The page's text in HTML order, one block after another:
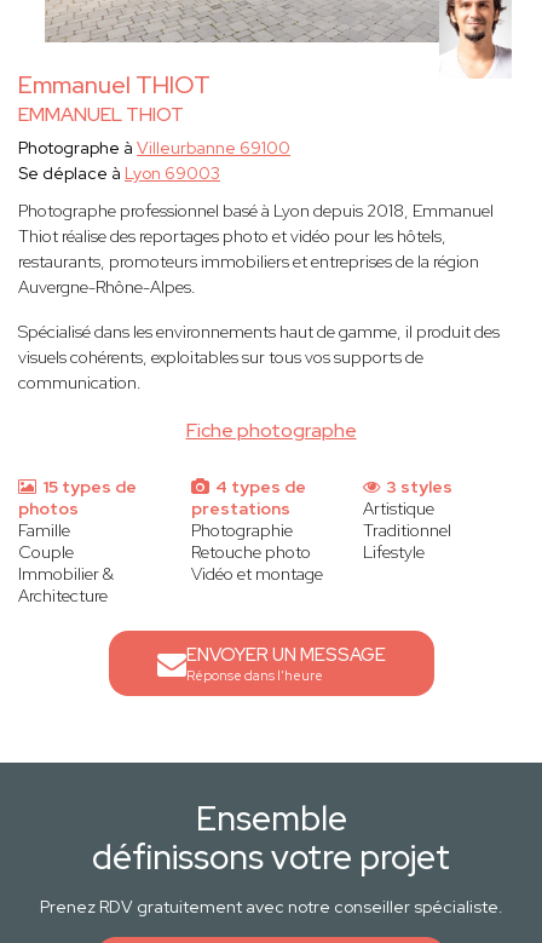
Emmanuel THIOT
EMMANUEL THIOT
Fiche photographe
Photographe à Villeurbanne 69100
Se déplace à Lyon 69003
Photographe professionnel basé à Lyon depuis 2018, Emmanuel
Thiot réalise des reportages photo et vidéo pour les hôtels,
restaurants, promoteurs immobiliers et entreprises de la région
Auvergne-Rhône-Alpes.
Spécialisé dans les environnements haut de gamme, il produit des
visuels cohérents, exploitables sur tous vos supports de
communication.
15 types de
photos
Famille
Couple
Immobilier &
Architecture
4 types de
prestations
Photographie
Retouche photo
Vidéo et montage
3 styles
Artistique
Traditionnel
Lifestyle
ENVOYER UN MESSAGE
Réponse dans l'heure
Ensemble
définissons votre projet
Prenez RDV gratuitement avec notre conseiller spécialiste.